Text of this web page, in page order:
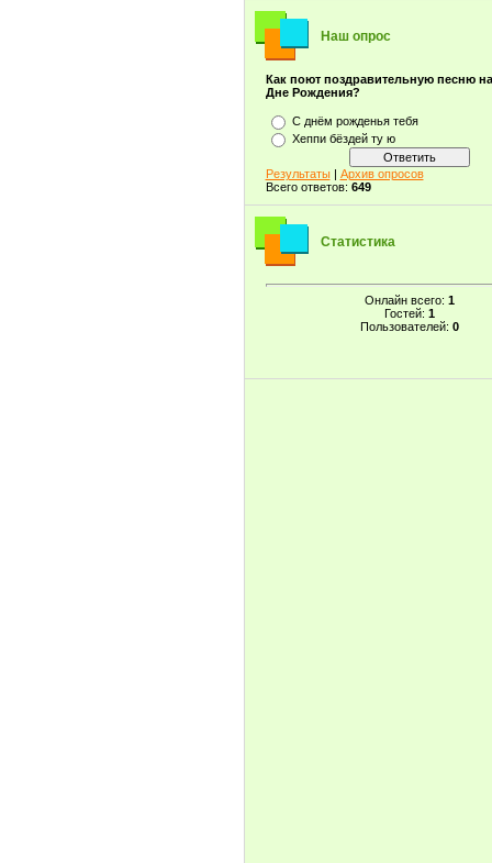
Наш опрос
Как поют поздравительную песню
Дне Рождения?
С днём рожденья тебя
Хеппи бёздей ту ю
Результаты| Архив опросов
Всего ответов: 649
Статистика
Онлайн всего: 1
Гостей: 1
Пользователей: 0